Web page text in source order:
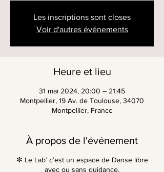
Les inscriptions sont closes
Voir d'autres événements
Heure et lieu
31 mai 2024, 20:00 – 21:45
Montpellier, 19 Av. de Toulouse, 34070
Montpellier, France
À propos de l'événement
✼ Le Lab’ c’est un espace de Danse libre
avec ou sans guidance.